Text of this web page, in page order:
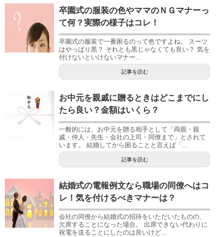
卒園式の服装の色やママのＮＧマナーっ
て何？実際の様子はコレ！
卒園式の服装で一番困るのって色ですよね。 スーツ
はやっぱり黒？ それとも黒じゃなくても良い？ 気を
付けないといけないマナー...
記事を読む
お中元を親戚に贈るときはどこまでにし
たら良い？金額はいくら？
一般的には、お中元を贈る相手として「両親・親
戚・仲人・先生・会社の上司・同僚まで」とされて
います。 結婚してから困ることと言えば「...
記事を読む
結婚式の電報例文なら職場の同僚へはコ
レ！気を付けるべきマナーは？
会社の同僚から結婚式の招待をいただいたものの、
欠席することになった場合。 出席できない代わりに
祝電を送ることにしたのは良いけど...